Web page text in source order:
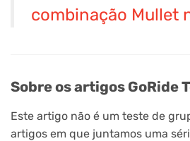
combinação Mullet
Sobre os artigos GoRide
Este artigo não é um teste de
artigos em que juntamos uma